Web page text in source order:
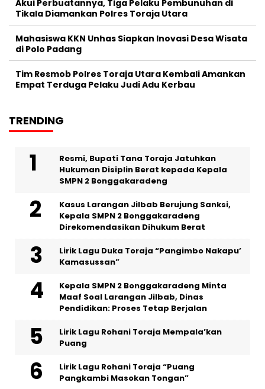
Akui Perbuatannya, Tiga Pelaku Pembunuhan di
Tikala Diamankan Polres Toraja Utara
Mahasiswa KKN Unhas Siapkan Inovasi Desa Wisata
di Polo Padang
Tim Resmob Polres Toraja Utara Kembali Amankan
Empat Terduga Pelaku Judi Adu Kerbau
TRENDING
Resmi, Bupati Tana Toraja Jatuhkan
Hukuman Disiplin Berat kepada Kepala
SMPN 2 Bonggakaradeng
Kasus Larangan Jilbab Berujung Sanksi,
Kepala SMPN 2 Bonggakaradeng
Direkomendasikan Dihukum Berat
Lirik Lagu Duka Toraja “Pangimbo Nakapu’
Kamasussan”
Kepala SMPN 2 Bonggakaradeng Minta
Maaf Soal Larangan Jilbab, Dinas
Pendidikan: Proses Tetap Berjalan
Lirik Lagu Rohani Toraja Mempala’kan
Puang
Lirik Lagu Rohani Toraja “Puang
Pangkambi Masokan Tongan”